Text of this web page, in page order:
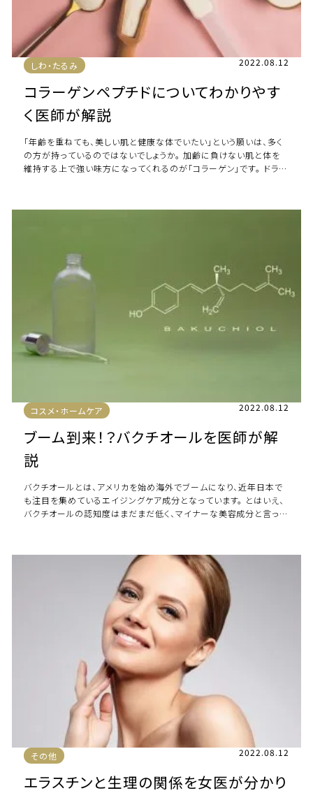
しわ・たるみ 2022.08.12
コラーゲンペプチドについてわかりやす
く医師が解説
「年齢を重ねても、美しい肌と健康な体でいたい」という願いは、多く
の方が持っているのではないでしょうか。 加齢に負けない肌と体を
維持する上で強い味方になってくれるのが「コラーゲン」です。 ドラッ
コスメ・ホームケア 2022.08.12
ブーム到来！？バクチオールを医師が解
説
バクチオールとは、アメリカを始め海外でブームになり、近年日本で
も注目を集めているエイジングケア成分となっています。 とはいえ、
バクチオールの認知度はまだまだ低く、マイナーな美容成分と言って
その他 2022.08.12
エラスチンと生理の関係を女医が分かり